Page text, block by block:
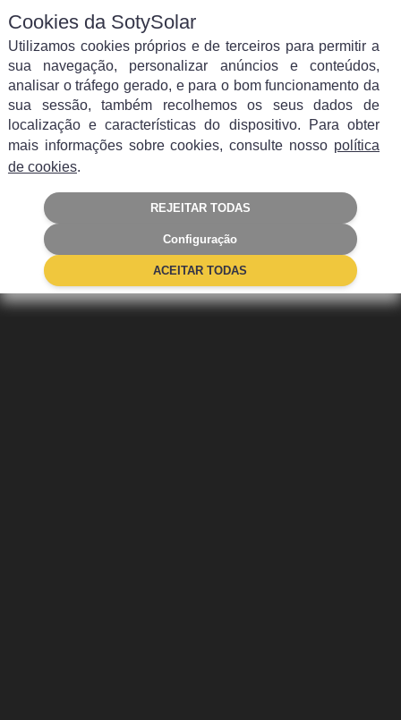
Blog de energia solar e
de soluções de
autoconsumo
Cookies da SotySolar
Utilizamos cookies próprios e de terceiros para permitir a
sua navegação, personalizar anúncios e conteúdos,
analisar o tráfego gerado, e para o bom funcionamento da
sua sessão, também recolhemos os seus dados de
localização e características do dispositivo. Para obter
mais informações sobre cookies, consulte nosso política
de cookies.
REJEITAR TODAS
Configuração
ACEITAR TODAS